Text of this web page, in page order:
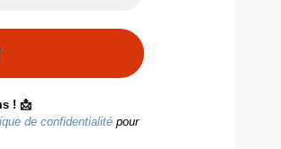
! 📩
de confidentialitépour